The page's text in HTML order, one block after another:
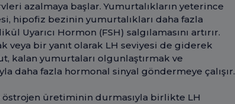
azalmaya başlar. Yumurtalıkların yeterince
hipofiz bezinin yumurtalıkları daha fazla
Uyarıcı Hormon (FSH) salgılamasını artırır.
veya bir yanıt olarak LH seviyesi de giderek
kalan yumurtaları olgunlaştırmak ve
daha fazla hormonal sinyal göndermeye çalışır.
östrojen üretiminin durmasıyla birlikte LH